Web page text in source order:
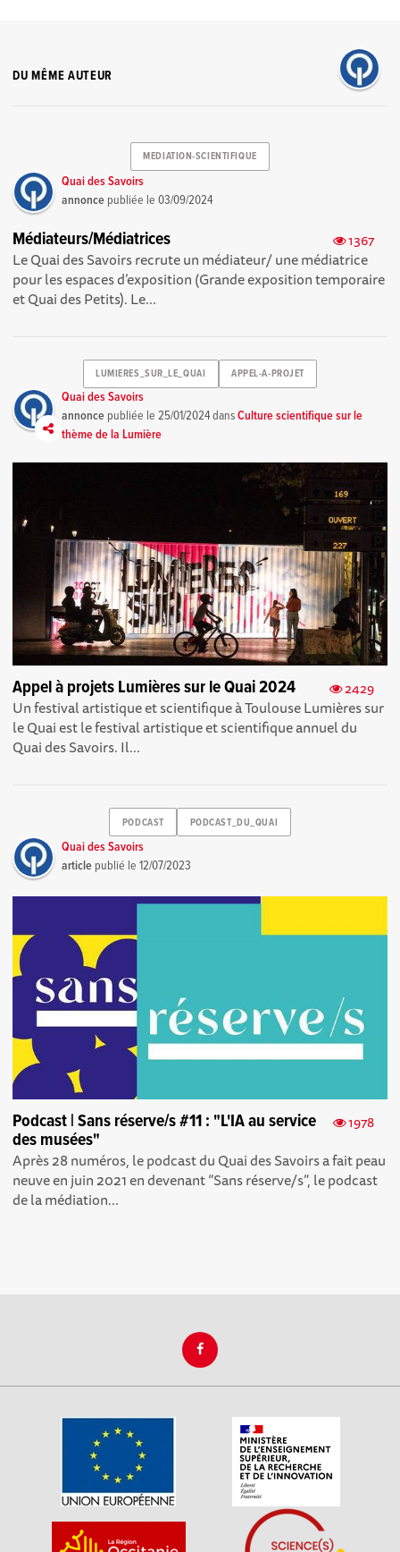
DU MÊME AUTEUR
MEDIATION-SCIENTIFIQUE
Quai des Savoirs
annonce publiée le03/09/2024
1367
Médiateurs/Médiatrices
Le Quai des Savoirs recrute un médiateur/ une médiatrice
pour les espaces d’exposition (Grande exposition temporaire
et Quai des Petits). Le...
LUMIERES_SUR_LE_QUAI APPEL-A-PROJET
Quai des Savoirs
annonce publiée le25/01/2024dansCulture scientifique sur le
thème de la Lumière
2429
Appel à projets Lumières sur le Quai 2024
Un festival artistique et scientifique à Toulouse Lumières sur
le Quai est le festival artistique et scientifique annuel du
Quai des Savoirs. Il...
PODCAST PODCAST_DU_QUAI
Quai des Savoirs
article publié le12/07/2023
1978
Podcast | Sans réserve/s #11 : "L'IA au service
des musées"
Après 28 numéros , le podcast du Quai des Savoirs a fait peau
neuve en juin 2021 en devenant “Sans réserve/s”, le podcast
de la médiation...